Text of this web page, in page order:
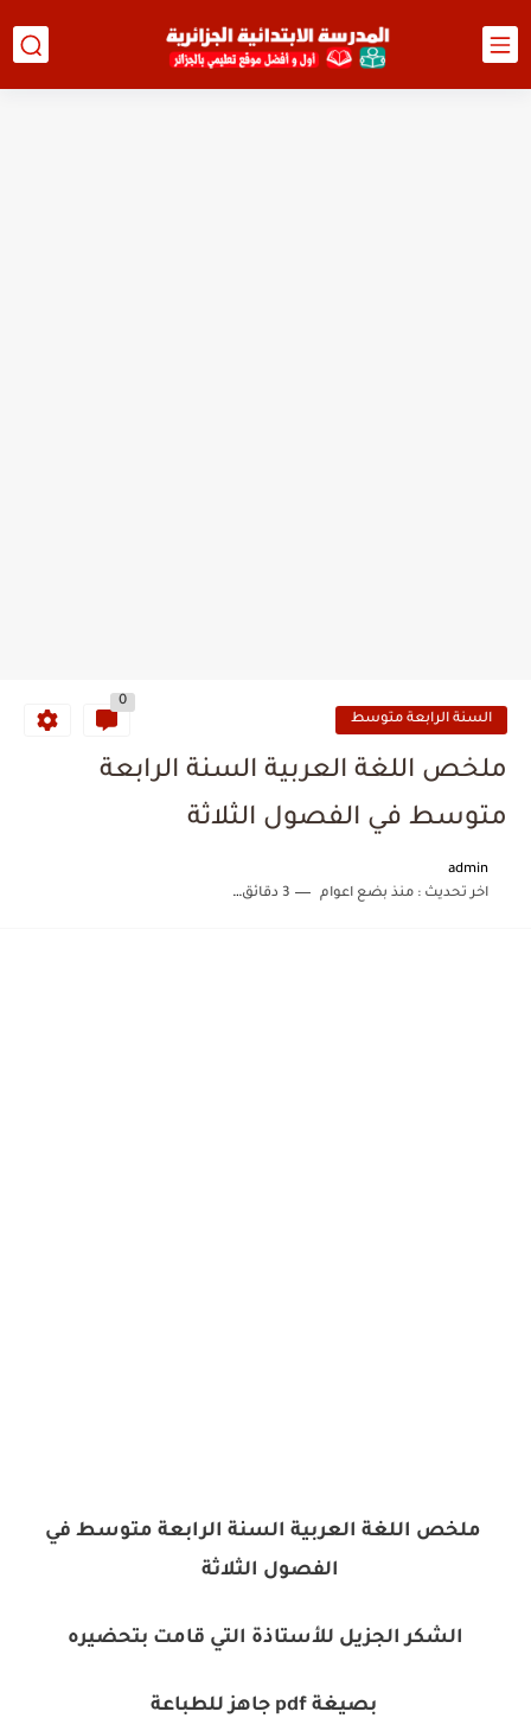
السنة الرابعة متوسط
0
ملخص اللغة العربية السنة الرابعة
متوسط في الفصول الثلاثة
admin
اخر تحديث :منذ بضع اعوام 3 دقائق للقراءة
ملخص اللغة العربية السنة الرابعة متوسط في
الفصول الثلاثة
الشكر الجزيل للأستاذة التي قامت بتحضيره
بصيغة pdf جاهز للطباعة